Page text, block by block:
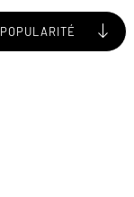
POPULARITÉ